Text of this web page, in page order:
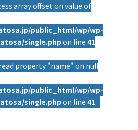
array offset on value of
public_html/wp/wp-
single.php on line41
property "name" on null
public_html/wp/wp-
single.php on line41